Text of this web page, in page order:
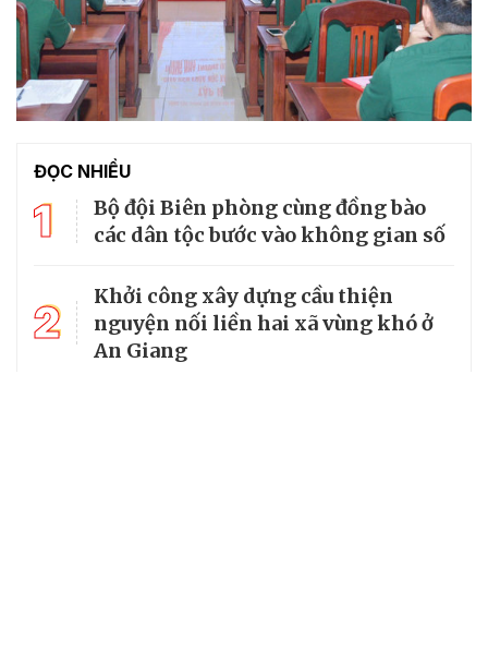
ĐỌC NHIỀU
1
Bộ đội Biên phòng cùng đồng bào
các dân tộc bước vào không gian số
2
Khởi công xây dựng cầu thiện
nguyện nối liền hai xã vùng khó ở
An Giang